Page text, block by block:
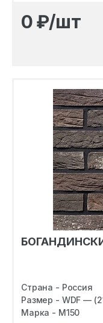
0₽/шт
Страна - Россия
Размер - WDF —
Марка - M150